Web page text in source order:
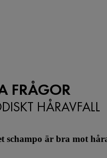
FRÅGOR
HÅRAVFALL
schampo är bra mot